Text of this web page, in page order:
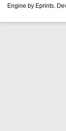
Engine by Eprints.